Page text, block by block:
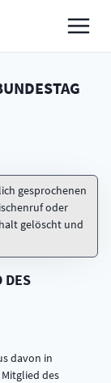
gesprochenen
oder
gelöscht und
DES
davon in
des